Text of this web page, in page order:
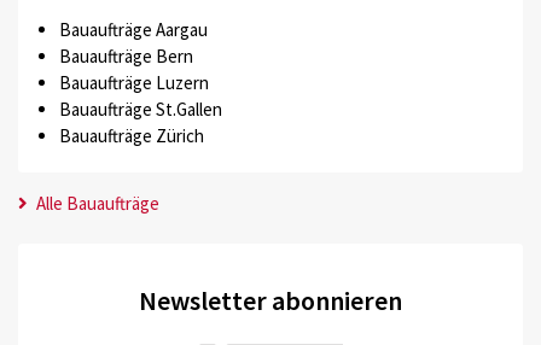
Bauaufträge Aargau
Bauaufträge Bern
Bauaufträge Luzern
Bauaufträge St.Gallen
Bauaufträge Zürich
Alle Bauaufträge
Newsletter abonnieren